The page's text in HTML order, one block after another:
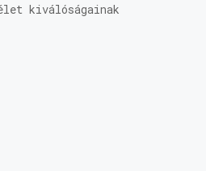
kiválóságainak